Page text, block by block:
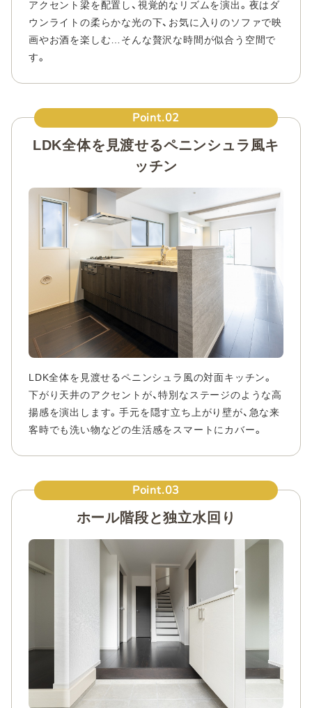
アクセント梁を配置し、視覚的なリズムを演出。夜はダ
ウンライトの柔らかな光の下、お気に入りのソファで映
画やお酒を楽しむ…そんな贅沢な時間が似合う空間で
す。
Point.02
LDK全体を見渡せるペニンシュラ風キ
ッチン
LDK全体を見渡せるペニンシュラ風の対面キッチン。
下がり天井のアクセントが、特別なステージのような高
揚感を演出します。手元を隠す立ち上がり壁が、急な来
客時でも洗い物などの生活感をスマートにカバー。
Point.03
ホール階段と独立水回り